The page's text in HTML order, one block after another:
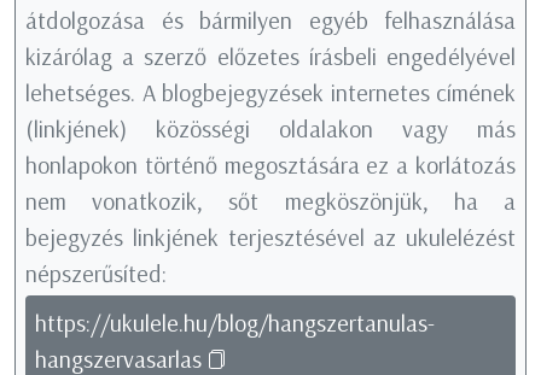
átdolgozása és bármilyen egyéb felhasználása
kizárólag a szerző előzetes írásbeli engedélyével
lehetséges. A blogbejegyzések internetes címének
(linkjének) közösségi oldalakon vagy más
honlapokon történő megosztására ez a korlátozás
nem vonatkozik, sőt megköszönjük, ha a
bejegyzés linkjének terjesztésével az ukulelézést
népszerűsíted:
https://ukulele.hu/blog/hangszertanulas-
hangszervasarlas